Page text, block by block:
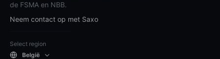
de FSMA en NBB.
Neem contact op met Saxo
Select region
België